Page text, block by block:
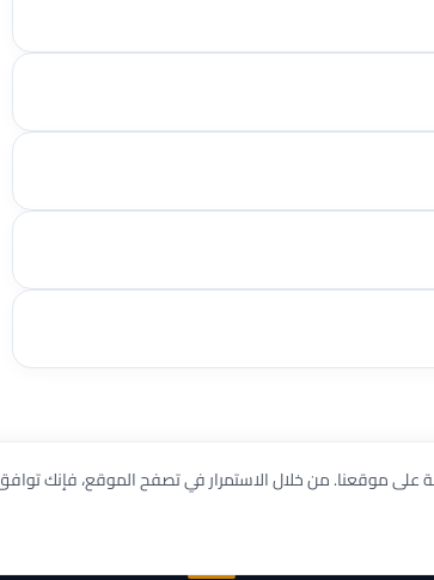
على موقعنا. من خلال الاستمرار في تصفح الموقع، فإنك